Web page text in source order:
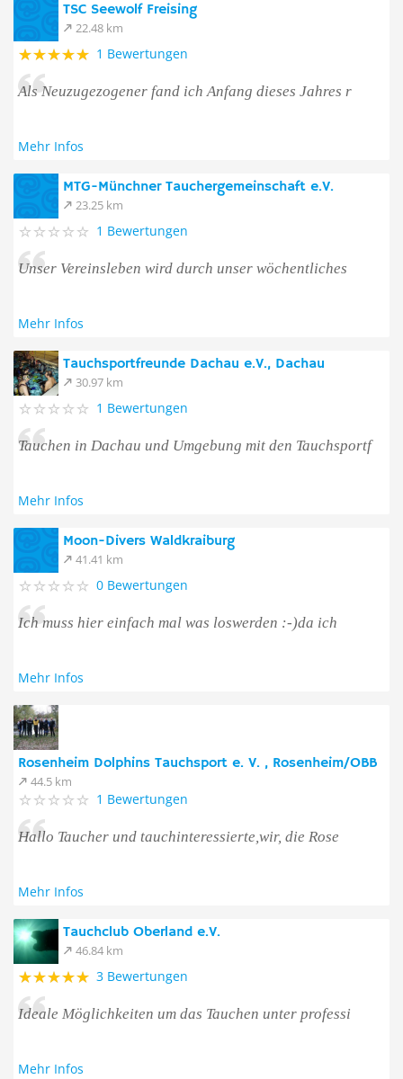
TSC Seewolf Freising
22.48 km
1 Bewertungen
Als Neuzugezogener fand ich Anfang dieses Jahres r
Mehr Infos
MTG-Münchner Tauchergemeinschaft e.V.
23.25 km
1 Bewertungen
Unser Vereinsleben wird durch unser wöchentliches
Mehr Infos
Tauchsportfreunde Dachau e.V., Dachau
30.97 km
1 Bewertungen
Tauchen in Dachau und Umgebung mit den Tauchsportf
Mehr Infos
Moon-Divers Waldkraiburg
41.41 km
0 Bewertungen
Ich muss hier einfach mal was loswerden :-)da ich
Mehr Infos
Rosenheim Dolphins Tauchsport e. V. , Rosenheim/OBB
44.5 km
1 Bewertungen
Hallo Taucher und tauchinteressierte,wir, die Rose
Mehr Infos
Tauchclub Oberland e.V.
46.84 km
3 Bewertungen
Ideale Möglichkeiten um das Tauchen unter professi
Mehr Infos